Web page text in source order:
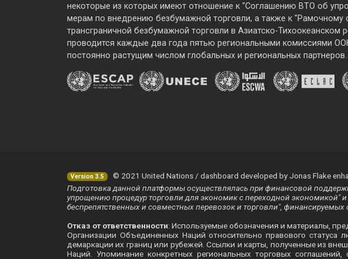
некоторые из которых имеют отношение к "Соглашению ВТО об
мерам по внедрению безбумажной торговли, а также к
трансграничной безбумажной торговли в Азиатско-Тихоокеанском
проводится каждые два года пятью региональными комиссиями
постоянно растущим числом глобальных и региональных партнеров.
Version 3.5
© 2021 United Nations / dashboard developed by Jonas Flake
Подготовка данной платформы осуществлялась при финансовой
упрощению процедур торговли для экономик с переходной экономикой"
беспрепятственных и совместных перевозок и торговли",
Отказ от ответственности: Используемые обозначения и материалы,
Организации Объединенных Наций относительно правового
демаркации их границ или рубежей. Ссылки и карты, полученные из
Наций. Упоминание конкретных региональных торговых